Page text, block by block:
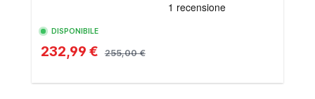
DISPONIBILE
232,99 € 255,00 €